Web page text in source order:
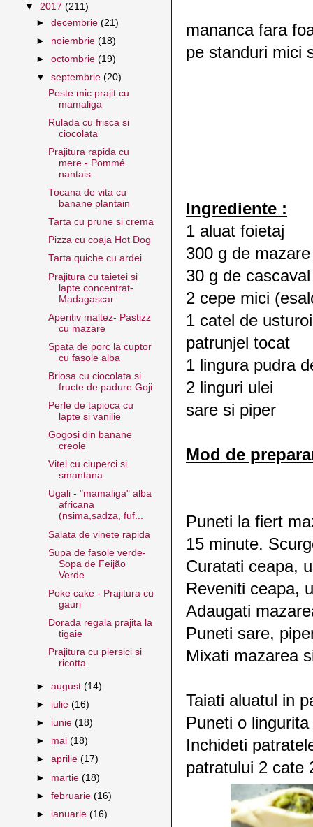
mananca fara
pe standuri mici
Ingrediente :
1 aluat foietaj
300 g de
30 g de
2 cepe mici
1 catel de usturoi
patrunjel tocat
1 lingura pudra
2 linguri ulei
sare si piper
Mod de
Puneti la fiert
15 minute.
Curatati ceapa,
Reveniti ceapa,
Adaugati
Puneti sare,
Mixati mazarea
Taiati aluatul in
Puneti o
Inchideti
patratului 2 cate
▼ 2017 (211)
►decembrie(21)
► noiembrie(18)
►octombrie(19)
▼septembrie(20)
Peste mic prajit cu
mamaliga
Rulada cu frisca si
ciocolata
Prajitura rapida cu
mere - Pommé
nantais
Tocana de vita cu
banane plantain
Tarta cu prune si crema
Pizza cu coaja Hot Dog
Tarta quiche cu ardei
Prajitura cu taietei si
lapte concentrat-
Madagascar
Aperitiv maltez- Pastizz
cu mazare
Spata de porc la cuptor
cu fasole alba
Briosa cu ciocolata si
fructe de padure Goji
Perle de tapioca cu
lapte si vanilie
Gogosi din banane
creole
Vitel cu ciuperci si
smantana
Ugali - "mamaliga" alba
africana
(nsima,sadza, fuf...
Salata de vinete rapida
Supa de fasole verde-
Sopa de Feijão
Verde
Poke cake - Prajitura cu
gauri
Dorada regala prajita la
tigaie
Prajitura cu piersici si
ricotta
►august(14)
► iulie(16)
► iunie(18)
► mai(18)
►aprilie(17)
► martie(18)
►februarie(16)
► ianuarie(16)